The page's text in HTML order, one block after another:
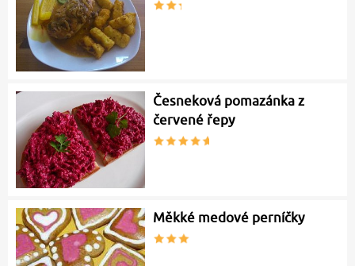
Česneková pomazánka z
červené řepy
Měkké medové perníčky